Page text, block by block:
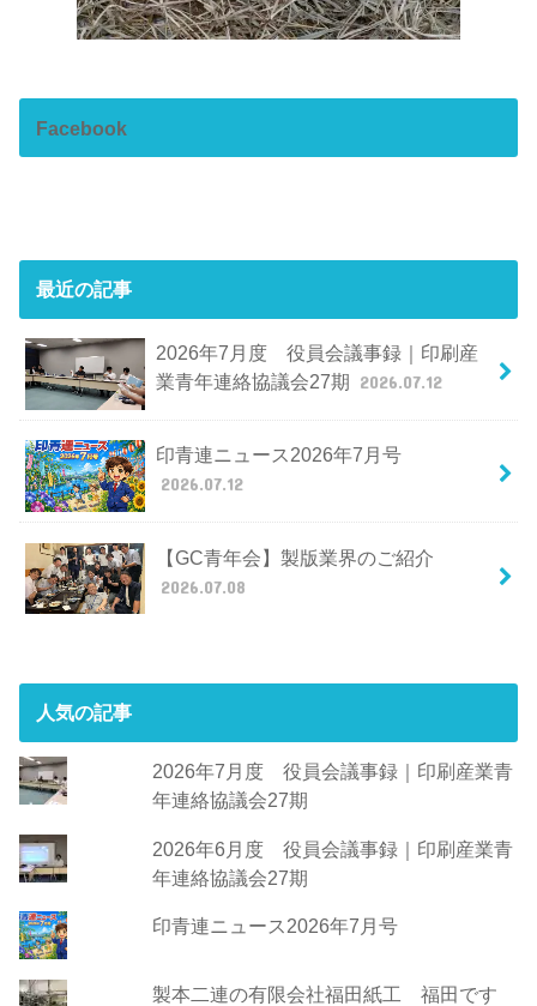
Facebook
最近の記事
2026年7月度 役員会議事録｜印刷産
業青年連絡協議会27期 2026.07.12
印青連ニュース2026年7月号
2026.07.12
【GC青年会】製版業界のご紹介
2026.07.08
人気の記事
2026年7月度 役員会議事録｜印刷産業青
年連絡協議会27期
2026年6月度 役員会議事録｜印刷産業青
年連絡協議会27期
印青連ニュース2026年7月号
製本二連の有限会社福田紙工 福田です